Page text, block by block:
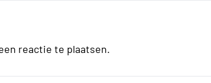
reactie te plaatsen.